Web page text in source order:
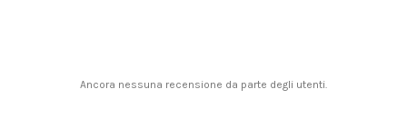
Ancora nessuna recensione da parte degli utenti.